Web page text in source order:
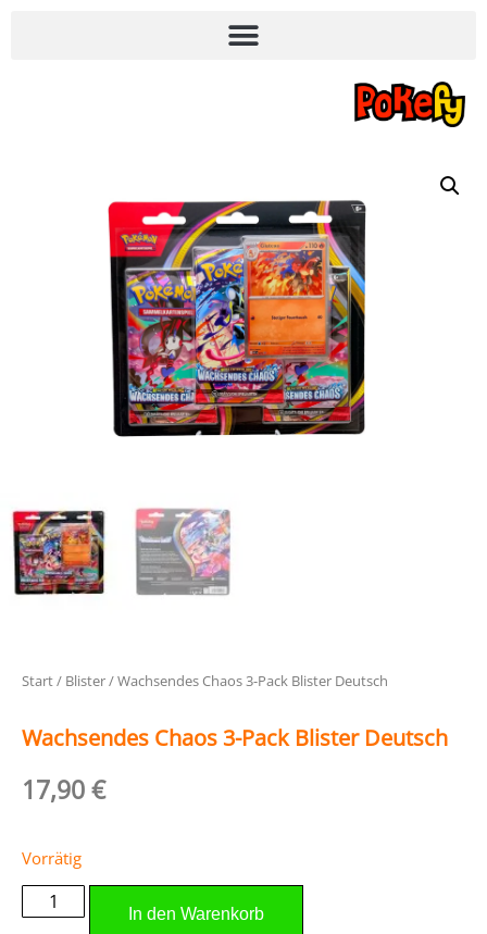
Start/ Blister/ Wachsendes Chaos 3-Pack Blister Deutsch
Wachsendes Chaos 3-Pack Blister Deutsch
17,90€
Vorrätig
In den Warenkorb